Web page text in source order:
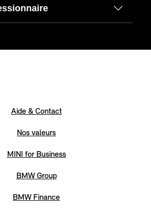
Aide & Contact
Nos valeurs
MINI for Business
BMW Group
BMW Finance